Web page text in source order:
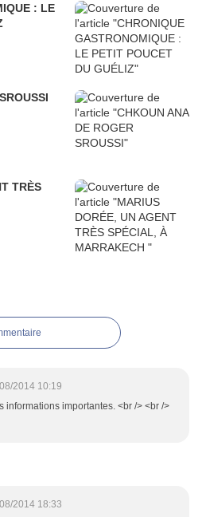
: LE
TRÈS
2014 10:19
informations importantes. <br /> <br />
2014 18:33